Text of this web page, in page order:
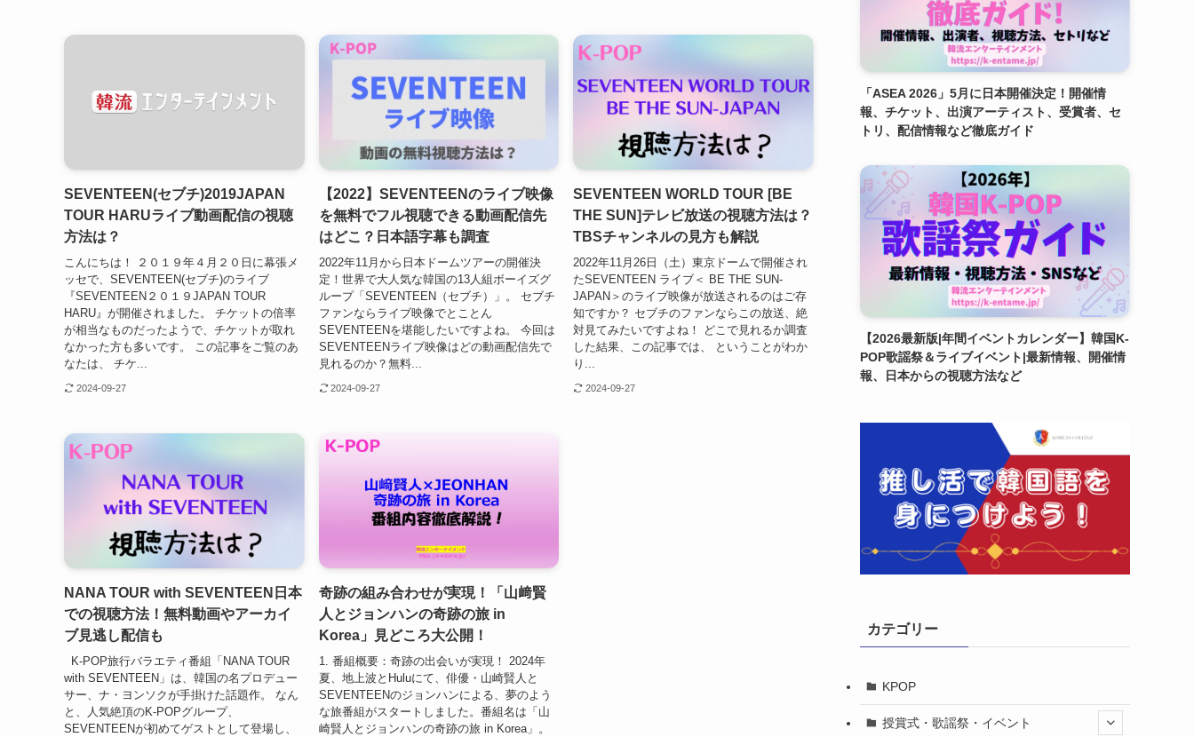
SEVENTEEN(セブチ)2019JAPAN
TOUR HARUライブ動画配信の視聴
方法は？
こんにちは！ ２０１９年４月２０日に幕張メ
ッセで、SEVENTEEN(セブチ)のライブ
『SEVENTEEN２０１９JAPAN TOUR
HARU』が開催されました。 チケットの倍率
が相当なものだったようで、チケットが取れ
なかった方も多いです。 この記事をご覧のあ
なたは、 チケ...
2024-09-27
【2022】SEVENTEENのライブ映像
を無料でフル視聴できる動画配信先
はどこ？日本語字幕も調査
2022年11月から日本ドームツアーの開催決
定！世界で大人気な韓国の13人組ボーイズグ
ループ「SEVENTEEN（セブチ）」。 セブチ
ファンならライブ映像でとことん
SEVENTEENを堪能したいですよね。 今回は
SEVENTEENライブ映像はどの動画配信先で
見れるのか？無料...
2024-09-27
SEVENTEEN WORLD TOUR [BE
THE SUN]テレビ放送の視聴方法は？
TBSチャンネルの見方も解説
2022年11月26日（土）東京ドームで開催され
たSEVENTEEN ライブ＜ BE THE SUN-
JAPAN＞のライブ映像が放送されるのはご存
知ですか？ セブチのファンならこの放送、絶
対見てみたいですよね！ どこで見れるか調査
した結果、この記事では、 ということがわか
り...
2024-09-27
NANA TOUR with SEVENTEEN日本
での視聴方法！無料動画やアーカイ
ブ見逃し配信も
K-POP旅行バラエティ番組「NANA TOUR
with SEVENTEEN」は、韓国の名プロデュー
サー、ナ・ヨンソクが手掛けた話題作。 なん
と、人気絶頂のK-POPグループ、
SEVENTEENが初めてゲストとして登場し、
奇跡の組み合わせが実現！「山﨑賢
人とジョンハンの奇跡の旅 in
Korea」見どころ大公開！
1. 番組概要：奇跡の出会いが実現！ 2024年
夏、地上波とHuluにて、俳優・山崎賢人と
SEVENTEENのジョンハンによる、夢のよう
な旅番組がスタートしました。番組名は「山
崎賢人とジョンハンの奇跡の旅 in Korea」。
「ASEA 2026」5月に日本開催決定！開催情
報、チケット、出演アーティスト、受賞者、セ
トリ、配信情報など徹底ガイド
【2026最新版|年間イベントカレンダー】韓国K-
POP歌謡祭＆ライブイベント|最新情報、開催情
報、日本からの視聴方法など
カテゴリー
KPOP
授賞式・歌謡祭・イベント